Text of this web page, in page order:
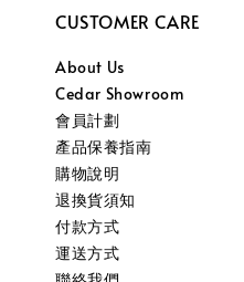
CUSTOMER CARE
About Us
Cedar Showroom
會員計劃
產品保養指南
購物說明
退換貨須知
付款方式
運送方式